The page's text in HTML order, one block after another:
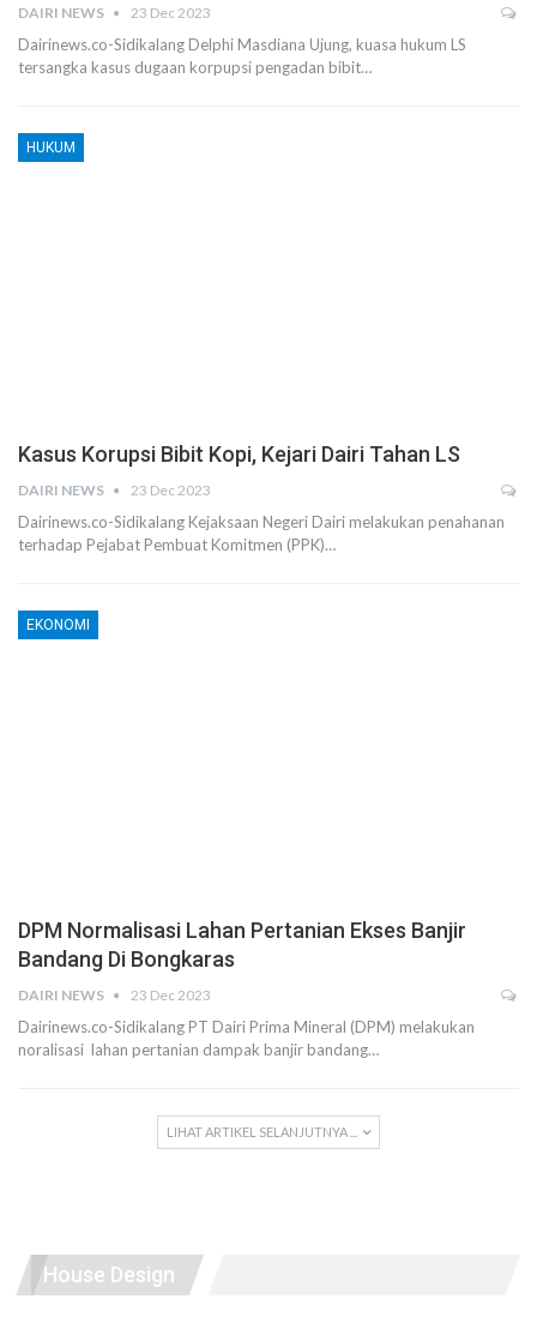
DAIRI NEWS 23 Dec 2023
Dairinews.co-Sidikalang Delphi Masdiana Ujung, kuasa hukum LS
tersangka kasus dugaan korpupsi pengadan bibit…
HUKUM
Kasus Korupsi Bibit Kopi, Kejari Dairi Tahan LS
DAIRI NEWS 23 Dec 2023
Dairinews.co-Sidikalang Kejaksaan Negeri Dairi melakukan penahanan
terhadap Pejabat Pembuat Komitmen (PPK)…
EKONOMI
DPM Normalisasi Lahan Pertanian Ekses Banjir
Bandang Di Bongkaras
DAIRI NEWS 23 Dec 2023
Dairinews.co-Sidikalang PT Dairi Prima Mineral (DPM) melakukan
noralisasi lahan pertanian dampak banjir bandang…
LIHAT ARTIKEL SELANJUTNYA ...
House Design